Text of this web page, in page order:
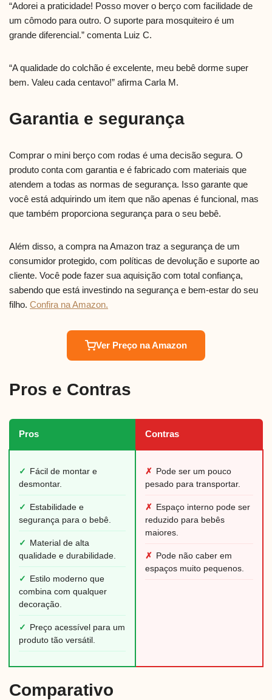
“Adorei a praticidade! Posso mover o berço com facilidade de
um cômodo para outro. O suporte para mosquiteiro é um
grande diferencial.” comenta Luiz C.
“A qualidade do colchão é excelente, meu bebê dorme super
bem. Valeu cada centavo!” afirma Carla M.
Garantia e segurança
Comprar o mini berço com rodas é uma decisão segura. O
produto conta com garantia e é fabricado com materiais que
atendem a todas as normas de segurança. Isso garante que
você está adquirindo um item que não apenas é funcional, mas
que também proporciona segurança para o seu bebê.
Além disso, a compra na Amazon traz a segurança de um
consumidor protegido, com políticas de devolução e suporte ao
cliente. Você pode fazer sua aquisição com total confiança,
sabendo que está investindo na segurança e bem-estar do seu
filho. Confira na Amazon.
Ver Preço na Amazon
Pros e Contras
Pros Contras
✓
Fácil de montar e
desmontar.
✓
Estabilidade e
segurança para o bebê.
✓
Material de alta
qualidade e durabilidade.
✓
Estilo moderno que
combina com qualquer
decoração.
✓
Preço acessível para um
produto tão versátil.
✗ Pode ser um pouco
pesado para transportar.
✗ Espaço interno pode ser
reduzido para bebês
maiores.
✗ Pode não caber em
espaços muito pequenos.
Comparativo